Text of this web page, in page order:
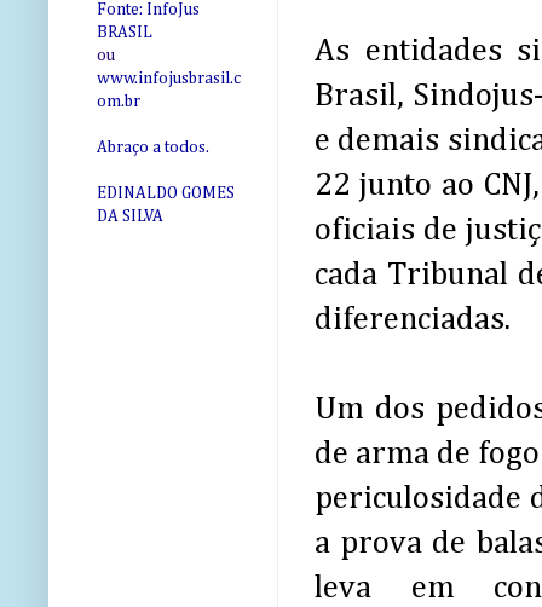
As entidades
Brasil,
e demais
22 junto ao
oficiais de
cada Tribunal
diferenciadas.
Um dos
de arma de
periculosidade
a prova de
leva em
Fonte: InfoJus
BRASIL
ou
www.infojusbrasil.c
om.br
Abraço a todos.
EDINALDO GOMES
DA SILVA